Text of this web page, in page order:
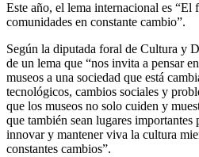
Este año, el lema internacional es “El
comunidades en constante cambio”.
Según la diputada foral de Cultura y
de un lema que “nos invita a pensar
museos a una sociedad que está
tecnológicos, cambios sociales y
que los museos no solo cuiden y
que también sean lugares importantes
innovar y mantener viva la cultura
constantes cambios”.